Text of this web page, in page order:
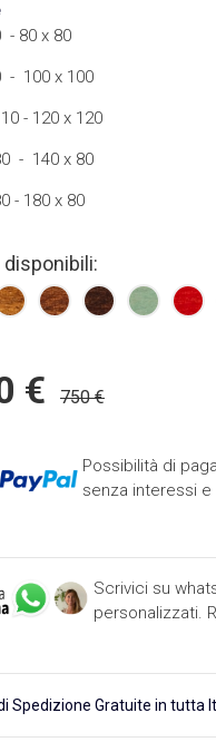
- 80 x 80
- 100 x 100
- 120 x 120
- 140 x 80
- 180 x 80
disponibili:
€ 750 €
Possibilità di
senza interessi
Scrivici su
personalizzati.
Spedizione Gratuite in tutta